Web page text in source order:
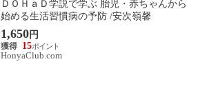
ＤＯＨａＤ学説で学ぶ 胎児・赤ちゃんから
始める生活習慣病の予防 /安次嶺馨
1,650円
15
HonyaClub.com